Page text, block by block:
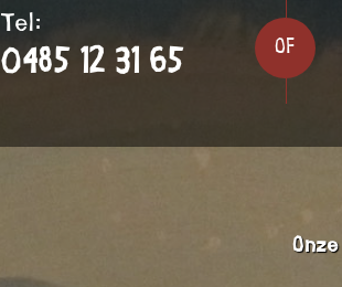
Tel:
0485 12 31 65 OF